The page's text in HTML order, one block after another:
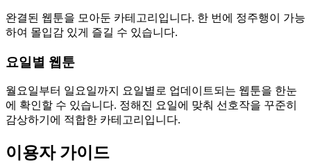
완결된 웹툰을 모아둔 카테고리입니다. 한 번에 정주행이 가능
하여 몰입감 있게 즐길 수 있습니다.
요일별 웹툰
월요일부터 일요일까지 요일별로 업데이트되는 웹툰을 한눈
에 확인할 수 있습니다. 정해진 요일에 맞춰 선호작을 꾸준히
감상하기에 적합한 카테고리입니다.
이용자 가이드